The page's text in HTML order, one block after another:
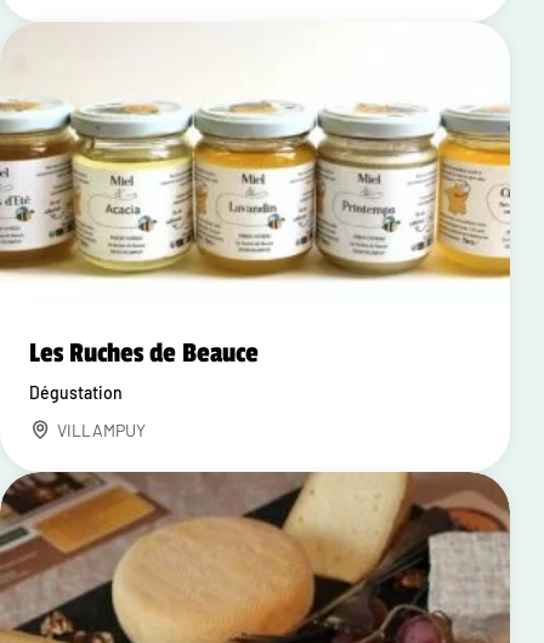
Les Ruches de Beauce
Dégustation
VILLAMPUY